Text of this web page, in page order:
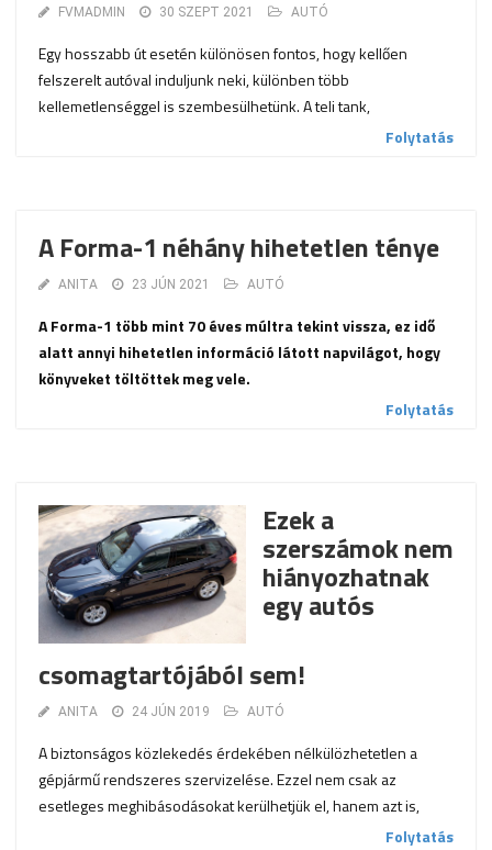
FVMADMIN 30 SZEPT 2021 AUTÓ
Egy hosszabb út esetén különösen fontos, hogy kellően
felszerelt autóval induljunk neki, különben több
kellemetlenséggel is szembesülhetünk. A teli tank,
Folytatás
A Forma-1 néhány hihetetlen ténye
ANITA 23 JÚN 2021 AUTÓ
A Forma-1 több mint 70 éves múltra tekint vissza, ez idő
alatt annyi hihetetlen információ látott napvilágot, hogy
könyveket töltöttek meg vele.
Folytatás
Ezek a
szerszámok nem
hiányozhatnak
egy autós
csomagtartójából sem!
ANITA 24 JÚN 2019 AUTÓ
A biztonságos közlekedés érdekében nélkülözhetetlen a
gépjármű rendszeres szervizelése. Ezzel nem csak az
esetleges meghibásodásokat kerülhetjük el, hanem azt is,
Folytatás